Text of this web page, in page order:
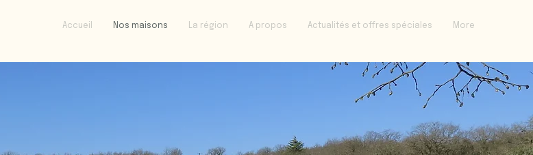
Accueil Nos maisons La région A propos Actualités et offres spéciales More